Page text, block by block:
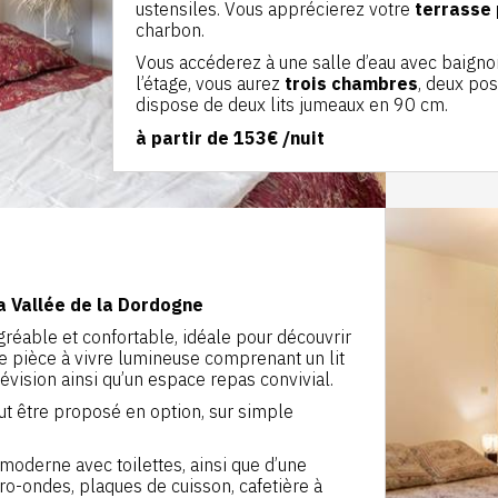
ustensiles. Vous apprécierez votre terrasse
charbon.
Vous accéderez à une salle d’eau avec
l’étage, vous aurez trois chambres, deux
dispose de deux lits jumeaux en 90 cm.
à partir de 153€ /nuit
Vallée de la Dordogne
et confortable, idéale pour découvrir
pièce à vivre lumineuse comprenant un lit
ainsi qu’un espace repas convivial.
être proposé en option, sur simple
avec toilettes, ainsi que d’une
ondes, plaques de cuisson, cafetière à